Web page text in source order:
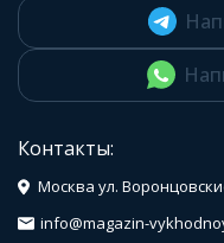
Контакты:
Москва ул.
info@magazin-